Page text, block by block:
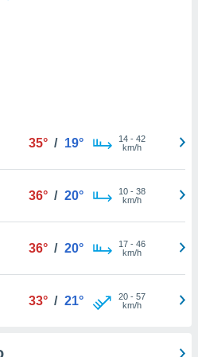
35° / 19° 14- 42
km/h
36° / 20° 10- 38
km/h
36° / 20° 17- 46
km/h
33° / 21° 20- 57
km/h